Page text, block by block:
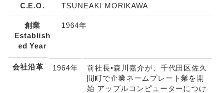
C.E.O.
TSUNEAKI MORIKAWA
創業
Establish
ed Year
1964年
会社沿革 1964年
前社長•森川嘉介が、千代田区佐久
間町で企業ネームプレート業を開
始 アップルコンピューターにつけ